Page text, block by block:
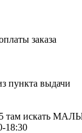
заказа
пункта выдачи
там искать
18:30